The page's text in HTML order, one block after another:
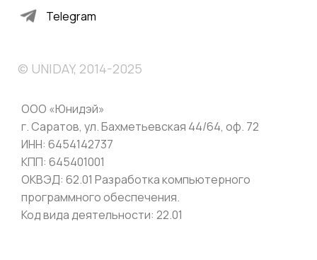
Telegram
© UNIDAY, 2014-2025
ООО «Юнидэй»
г. Саратов, ул. Бахметьевская 44/64, оф. 72
ИНН: 6454142737
КПП: 645401001
ОКВЭД: 62.01 Разработка компьютерного
программного обеспечения.
Код вида деятельности: 22.01